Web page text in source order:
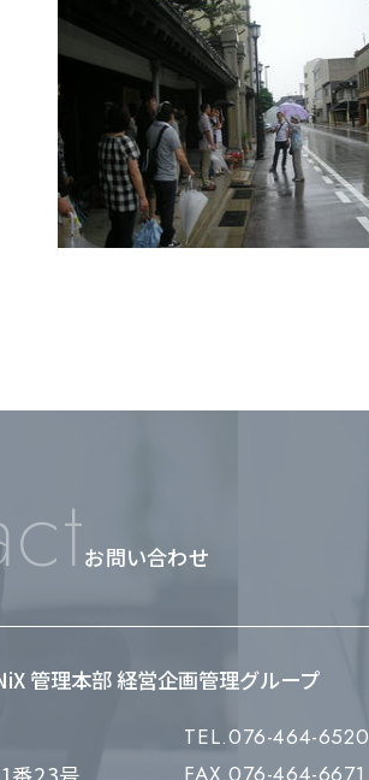
お問い合わせ
管理本部 経営企画管理グループ
TEL.076-464-6520
FAX.076-464-6671